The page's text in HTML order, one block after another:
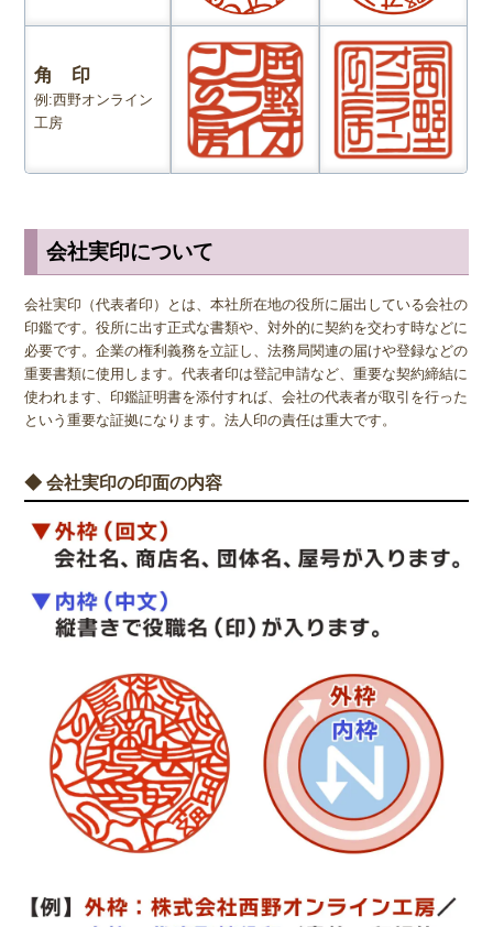
角 印
例:西野オンライン
工房
会社実印について
会社実印（代表者印）とは、本社所在地の役所に届出している会社の
印鑑です。役所に出す正式な書類や、対外的に契約を交わす時などに
必要です。企業の権利義務を立証し、法務局関連の届けや登録などの
重要書類に使用します。代表者印は登記申請など、重要な契約締結に
使われます、印鑑証明書を添付すれば、会社の代表者が取引を行った
という重要な証拠になります。法人印の責任は重大です。
◆ 会社実印の印面の内容